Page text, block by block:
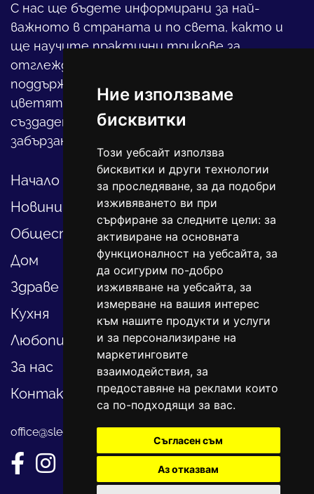
Ние използваме
бисквитки
Този уебсайт използва
бисквитки и други технологии
за проследяване, за да подобри
изживяването ви при
сърфиране за следните цели: за
активиране на основната
функционалност на уебсайта, за
да осигурим по-добро
изживяване на уебсайта, за
измерване на вашия интерес
към нашите продукти и услуги
и за персонализиране на
маркетинговите
взаимодействия, за
предоставяне на реклами които
са по-подходящи за вас.
Съгласен съм
Аз отказвам
С нас ще бъдете информирани за най-
важното в страната и по света, както и
ще научите практични трикове за
отглеждането на детето, за
поддържането на дома и градината,
цветята, интериора и, въобще, как да
създадете своя уютен оазис в този така
забързан свят.
Начало
Новини
Общество
Дом
Здраве
Кухня
Любопитно
За нас
Контакти
office@sledvayme.net